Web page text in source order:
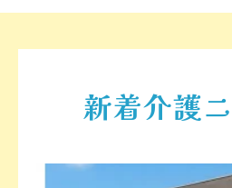
新着介護